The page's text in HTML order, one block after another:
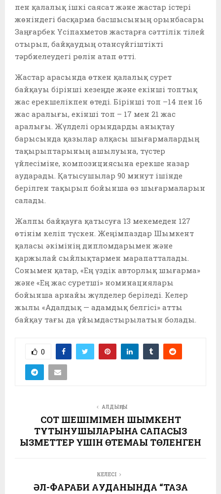
пен қалалық ішкі саясат және жастар істері
жөніндегі басқарма басшысының орынбасары
Заңғарбек Үсіпахметов жастарға сәттілік тілей
отырып, байқаудың отансүйгіштікті
тәрбиелеудегі рөлін атап өтті.
Жастар арасында өткен қалалық сурет
байқауы бірінші кезеңде және екінші топтық
жас ерекшелікпен өтеді. Бірінші топ –14 пен 16
жас аралығы, екінші топ – 17 мен 21 жас
аралығы. Жүлделі орындарды анықтау
барысында қазылар алқасы шығармалардың
тақырыптарының ашылуына, түстер
үйлесіміне, композициясына ерекше назар
аударады. Қатысушылар 90 минут ішінде
берілген тақырып бойынша өз шығармаларын
салады.
Жалпы байқауға қатысуға 13 мекемеден 127
өтінім келіп түскен. Жеңімпаздар Шымкент
қаласы әкімінің дипломдарымен және
қаржылай сыйлықтармен марапатталады.
Сонымен қатар, «Ең үздік авторлық шығарма»
және «Ең жас суретші» номинациялары
бойынша арнайы жүлделер беріледі. Келер
жылы «Адалдық — адамдық белгісі» атты
байқау тағы да ұйымдастырылатын болады.
0
АЛДЫҢҒЫ
СОТ ШЕШІМІМЕН ШЫМКЕНТ
ТҰТЫНУШЫЛАРЫНА САПАСЫЗ
ҚЫЗМЕТТЕР ҮШІН ӨТЕМАҚЫ ТӨЛЕНГЕН
КЕЛЕСІ
ӘЛ-ФАРАБИ АУДАНЫНДА “ТАЗА